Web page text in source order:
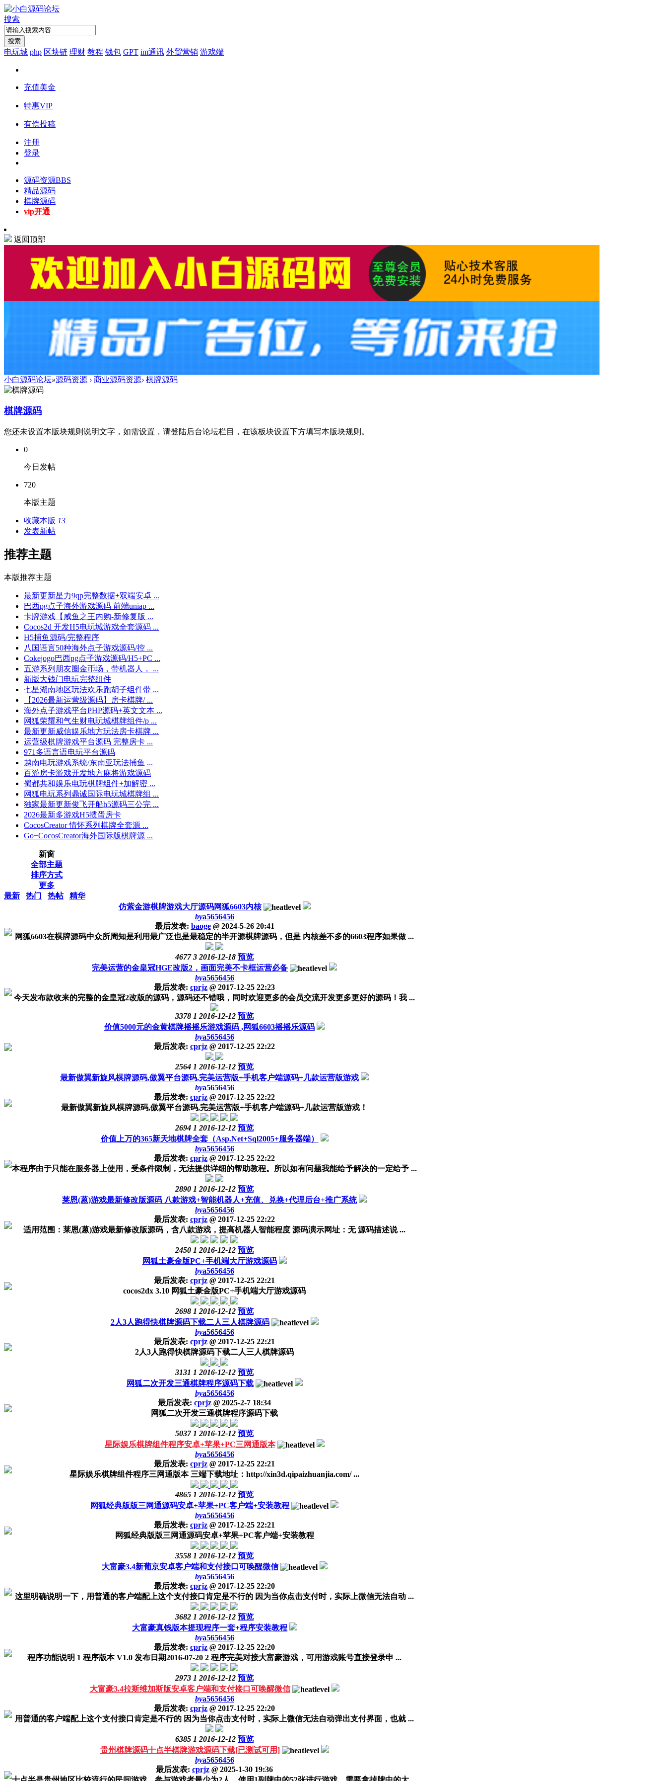
搜索
搜索
电玩城 php 区块链 理财 教程 钱包 GPT im通讯 外贸营销 游戏端
充值美金
特惠VIP
有偿投稿
注册
登录
源码资源BBS
精品源码
棋牌源码
vip开通
返回顶部
小白源码论坛»源码资源 › 商业源码资源› 棋牌源码
棋牌源码
您还未设置本版块规则说明文字，如需设置，请登陆后台论坛栏目，在该板块设置下方填写本版块规则。
0
今日发帖
720
本版主题
收藏本版 13
发表新帖
推荐主题
本版推荐主题
最新更新星力9qp完整数据+双端安卓 ...
巴西pg点子海外游戏源码 前端uniap ...
卡牌游戏【咸鱼之王内购-新修复版 ...
Cocos2d 开发H5电玩城游戏全套源码 ...
H5捕鱼源码/完整程序
八国语言50种海外点子游戏源码/控 ...
Cokejogo巴西pg点子游戏源码/H5+PC ...
五游系列朋友圈金币场，带机器人， ...
新版大钱门电玩完整组件
七星湖南地区玩法欢乐跑胡子组件带 ...
【2026最新运营级源码】房卡棋牌/ ...
海外点子游戏平台PHP源码+英文文本 ...
网狐荣耀和气生财电玩城棋牌组件/p ...
最新更新威信娱乐地方玩法房卡棋牌 ...
运营级棋牌游戏平台源码 完整房卡 ...
971多语言语电玩平台源码
越南电玩游戏系统/东南亚玩法捕鱼 ...
百游房卡游戏开发地方麻将游戏源码
蜀都共和娱乐电玩棋牌组件+加解密 ...
网狐电玩系列鼎诚国际电玩城棋牌组 ...
独家最新更新俊飞开船h5源码三公完 ...
2026最新多游戏H5掼蛋房卡
CocosCreator 情怀系列棋牌全套源 ...
Go+CocosCreator海外国际版棋牌源 ...
新窗
全部主题
排序方式
更多
最新
热门 热帖
精华
仿紫金游棋牌游戏大厅源码网狐6603内核
bya5656456
最后发表: baoge @2024-5-26 20:41
网狐6603在棋牌源码中众所周知是利用最广泛也是最稳定的半开源棋牌源码，但是 内核差不多的6603程序如果做 ...
4677 3 2016-12-18 预览
完美运营的金皇冠HGE改版2，画面完美不卡框运营必备
bya5656456
最后发表: cprjz @ 2017-12-25 22:23
今天发布款收来的完整的金皇冠2改版的源码，源码还不错哦，同时欢迎更多的会员交流开发更多更好的源码！我 ...
3378 1 2016-12-12 预览
价值5000元的金黄棋牌摇摇乐游戏源码 ,网狐6603摇摇乐源码
bya5656456
最后发表: cprjz @ 2017-12-25 22:22
2564 1 2016-12-12 预览
最新傲翼新旋风棋牌源码,傲翼平台源码,完美运营版+手机客户端源码+几款运营版游戏
bya5656456
最后发表: cprjz @ 2017-12-25 22:22
最新傲翼新旋风棋牌源码,傲翼平台源码,完美运营版+手机客户端源码+几款运营版游戏！
2694 1 2016-12-12 预览
价值上万的365新天地棋牌全套（Asp.Net+Sql2005+服务器端）
bya5656456
最后发表: cprjz @ 2017-12-25 22:22
本程序由于只能在服务器上使用，受条件限制，无法提供详细的帮助教程。所以如有问题我能给予解决的一定给予 ...
2890 1 2016-12-12 预览
莱恩(蒽)游戏最新修改版源码 八款游戏+智能机器人+充值、兑换+代理后台+推广系统
bya5656456
最后发表: cprjz @ 2017-12-25 22:22
适用范围：莱恩(蒽)游戏最新修改版源码，含八款游戏，提高机器人智能程度 源码演示网址：无 源码描述说 ...
2450 1 2016-12-12 预览
网狐土豪金版PC+手机端大厅游戏源码
bya5656456
最后发表: cprjz @ 2017-12-25 22:21
cocos2dx 3.10 网狐土豪金版PC+手机端大厅游戏源码
2698 1 2016-12-12 预览
2人3人跑得快棋牌源码下载二人三人棋牌源码
bya5656456
最后发表: cprjz @ 2017-12-25 22:21
2人3人跑得快棋牌源码下载二人三人棋牌源码
3131 1 2016-12-12 预览
网狐二次开发三通棋牌程序源码下载
bya5656456
最后发表: cprjz @ 2025-2-7 18:34
网狐二次开发三通棋牌程序源码下载
5037 1 2016-12-12 预览
星际娱乐棋牌组件程序安卓+苹果+PC三网通版本
bya5656456
最后发表: cprjz @ 2017-12-25 22:21
星际娱乐棋牌组件程序三网通版本 三端下载地址：http://xin3d.qipaizhuanjia.com/ ...
4865 1 2016-12-12 预览
网狐经典版版三网通源码安卓+苹果+PC客户端+安装教程
bya5656456
最后发表: cprjz @ 2017-12-25 22:21
网狐经典版版三网通源码安卓+苹果+PC客户端+安装教程
3558 1 2016-12-12 预览
大富豪3.4新葡京安卓客户端和支付接口可唤醒微信
bya5656456
最后发表: cprjz @ 2017-12-25 22:20
这里明确说明一下，用普通的客户端配上这个支付接口肯定是不行的 因为当你点击支付时，实际上微信无法自动 ...
3682 1 2016-12-12 预览
大富豪真钱版本提现程序一套+程序安装教程
bya5656456
最后发表: cprjz @ 2017-12-25 22:20
程序功能说明 1 程序版本 V1.0 发布日期2016-07-20 2 程序完美对接大富豪游戏，可用游戏账号直接登录申 ...
2973 1 2016-12-12 预览
大富豪3.4拉斯维加斯版安卓客户端和支付接口可唤醒微信
bya5656456
最后发表: cprjz @ 2017-12-25 22:20
用普通的客户端配上这个支付接口肯定是不行的 因为当你点击支付时，实际上微信无法自动弹出支付界面，也就 ...
6385 1 2016-12-12 预览
贵州棋牌源码十点半棋牌游戏源码下载[已测试可用]
bya5656456
最后发表: cprjz @ 2025-1-30 19:36